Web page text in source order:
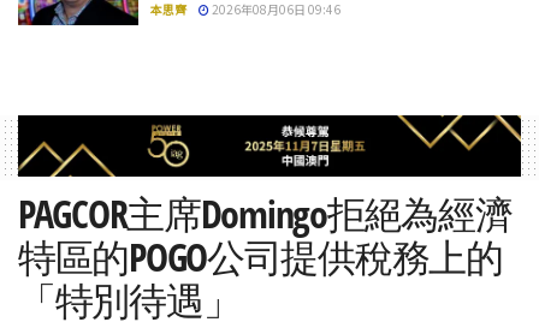
本思齊 2026年08月06日 09:46
PAGCOR主席Domingo拒絕為經濟
特區的POGO公司提供稅務上的
「特別待遇」